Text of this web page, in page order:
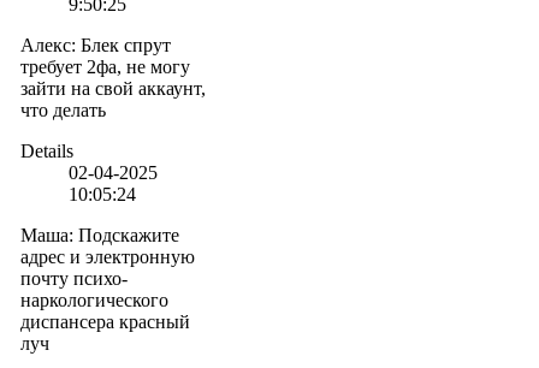
Алекс: Блек спрут
требует 2фа, не могу
зайти на свой аккаунт,
что делать
Details
02-04-2025
10:05:24
Маша: Подскажите
адрес и электронную
почту психо-
наркологического
диспансера красный
луч